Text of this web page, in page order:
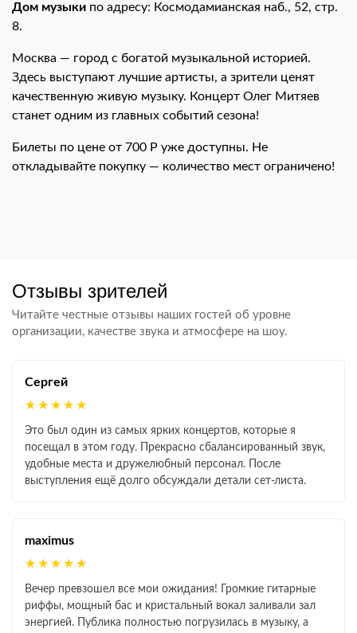
Дом музыки по адресу: Космодамианская наб., 52, стр.
8.
Москва — город с богатой музыкальной историей.
Здесь выступают лучшие артисты, а зрители ценят
качественную живую музыку. Концерт Олег Митяев
станет одним из главных событий сезона!
Билеты по цене от 700 Р уже доступны. Не
откладывайте покупку — количество мест ограничено!
Отзывы зрителей
Читайте честные отзывы наших гостей об уровне
организации, качестве звука и атмосфере на шоу.
Сергей
★★★★★
Это был один из самых ярких концертов, которые я
посещал в этом году. Прекрасно сбалансированный звук,
удобные места и дружелюбный персонал. После
выступления ещё долго обсуждали детали сет-листа.
maximus
★★★★★
Вечер превзошел все мои ожидания! Громкие гитарные
риффы, мощный бас и кристальный вокал заливали зал
энергией. Публика полностью погрузилась в музыку, а